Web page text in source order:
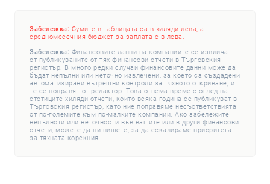
Забележка: Сумите в таблицата са в хиляди лева, а
средномесечния бюджет за заплата е в лева.
Забележка: Финансовите данни на компаниите се извличат
от публикуваните от тях финансови отчети в Търговския
регистър. В много редки случаи финансовите данни може да
бъдат непълни или неточно извлечени, за което са създадени
автоматизирани вътрешни контроли за тяхното откриване, и
те се поправят от редактор. Това отнема време с оглед на
стотиците хиляди отчети, които всяка година се публикуват в
Търговския регистър, като ние поправяме несъответствията
от по-големите към по-малките компании. Ако забележите
непълноти или неточности във вашите или в други финансови
отчети, можете да ни пишете, за да ескалираме приоритета
за тяхната корекция.